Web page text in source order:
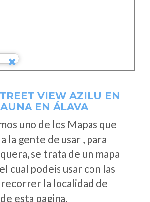
VIEW AZILU EN
EN ÁLAVA
uno de los Mapas que
la gente de usar , para
se trata de un mapa
cual podeis usar con las
la localidad de
esta pagina.